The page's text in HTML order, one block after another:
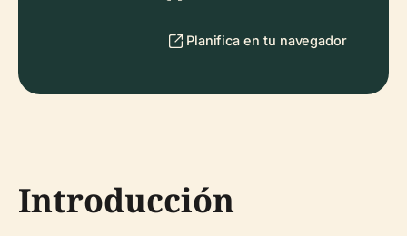
Planifica en tu navegador
Introducción